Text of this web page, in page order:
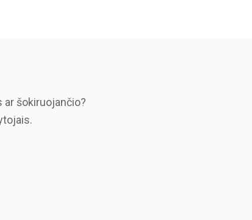
ar šokiruojančio?